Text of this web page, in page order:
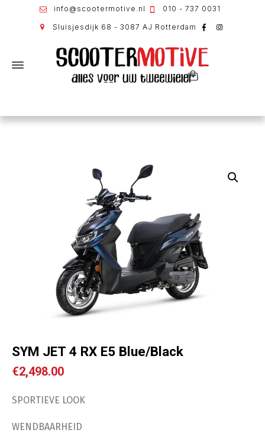
info@scootermotive.nl 010 - 737 0031
Sluisjesdijk 68 - 3087 AJ Rotterdam
SYM JET 4 RX E5 Blue/Black
€2,498.00
SPORTIEVE LOOK
WENDBAARHEID